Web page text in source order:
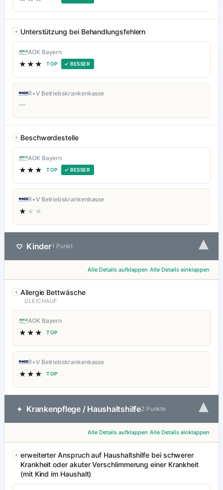
Unterstützung bei Behandlungsfehlern
AOK Bayern
★★★ TOP ✓ BESSER
R+V Betriebskrankenkasse
—
Beschwerdestelle
AOK Bayern
★★★ TOP ✓ BESSER
R+V Betriebskrankenkasse
★ ★★
♡ Kinder1 Punkt ▾
Alle Details aufklappen Alle Details einklappen
Allergie Bettwäsche
GLEICHAUF
AOK Bayern
★★★ TOP
R+V Betriebskrankenkasse
★★★ TOP
✦ Krankenpflege / Haushaltshilfe2 Punkte ▾
Alle Details aufklappen Alle Details einklappen
erweiterter Anspruch auf Haushaltshilfe bei schwerer
Krankheit oder akuter Verschlimmerung einer Krankheit
(mit Kind im Haushalt)